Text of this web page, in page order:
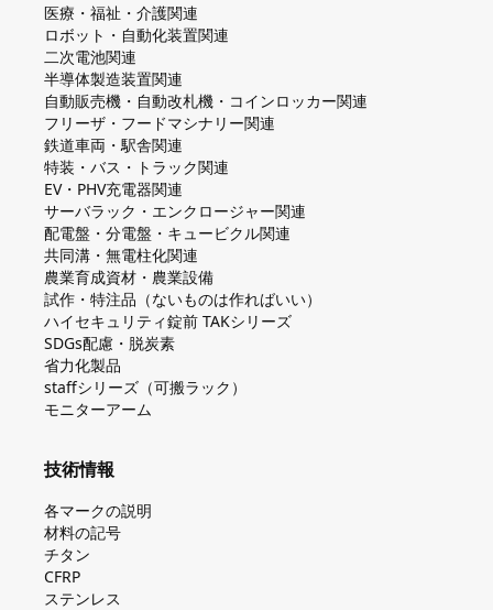
医療・福祉・介護関連
ロボット・自動化装置関連
二次電池関連
半導体製造装置関連
自動販売機・自動改札機・コインロッカー関連
フリーザ・フードマシナリー関連
鉄道車両・駅舎関連
特装・バス・トラック関連
EV・PHV充電器関連
サーバラック・エンクロージャー関連
配電盤・分電盤・キュービクル関連
共同溝・無電柱化関連
農業育成資材・農業設備
試作・特注品（ないものは作ればいい）
ハイセキュリティ錠前 TAKシリーズ
SDGs配慮・脱炭素
省力化製品
staffシリーズ（可搬ラック）
モニターアーム
技術情報
各マークの説明
材料の記号
チタン
CFRP
ステンレス